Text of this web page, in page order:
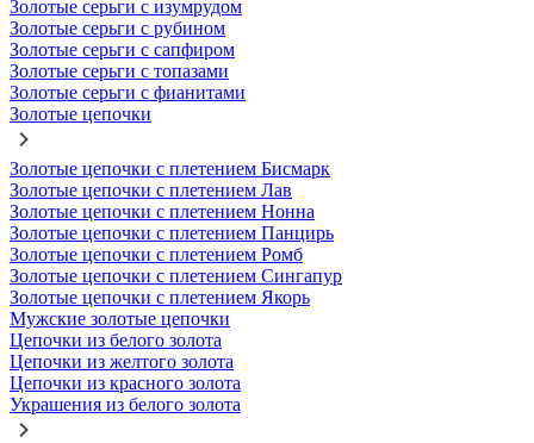
Золотые серьги с изумрудом
Золотые серьги с рубином
Золотые серьги с сапфиром
Золотые серьги с топазами
Золотые серьги с фианитами
Золотые цепочки
Золотые цепочки с плетением Бисмарк
Золотые цепочки с плетением Лав
Золотые цепочки с плетением Нонна
Золотые цепочки с плетением Панцирь
Золотые цепочки с плетением Ромб
Золотые цепочки с плетением Сингапур
Золотые цепочки с плетением Якорь
Мужские золотые цепочки
Цепочки из белого золота
Цепочки из желтого золота
Цепочки из красного золота
Украшения из белого золота